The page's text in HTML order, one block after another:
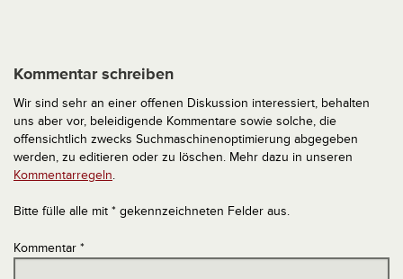
Kommentar schreiben
Wir sind sehr an einer offenen Diskussion interessiert, behalten
uns aber vor, beleidigende Kommentare sowie solche, die
offensichtlich zwecks Suchmaschinenoptimierung abgegeben
werden, zu editieren oder zu löschen. Mehr dazu in unseren
Kommentarregeln.
Bitte fülle alle mit * gekennzeichneten Felder aus.
Kommentar *